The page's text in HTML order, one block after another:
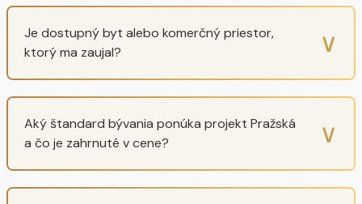
Je dostupný byt alebo komerčný priestor,
ktorý ma zaujal?
∨
Aký štandard bývania ponúka projekt Pražská
a čo je zahrnuté v cene?
∨